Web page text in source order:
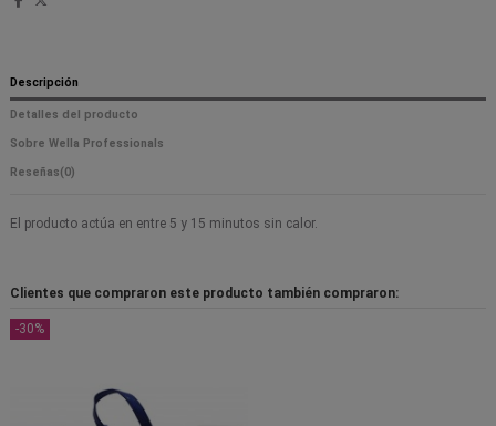
Descripción
Detalles del producto
Sobre Wella Professionals
Reseñas(0)
El producto actúa en entre 5 y 15 minutos sin calor.
Clientes que compraron este producto también compraron:
-30%